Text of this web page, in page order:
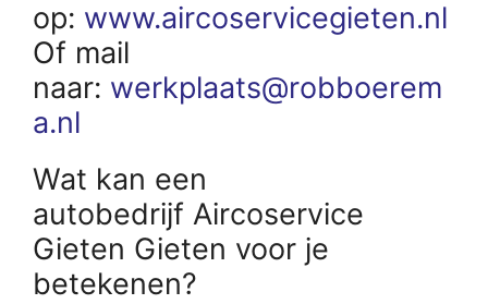
op: www.aircoservicegieten.nl
Of mail
naar: werkplaats@robboerem
a.nl
Wat kan een
autobedrijf Aircoservice
Gieten Gieten voor je
betekenen?